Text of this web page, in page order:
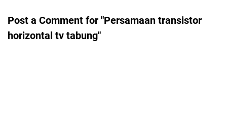
Post a Comment for "Persamaan transistor
horizontal tv tabung"